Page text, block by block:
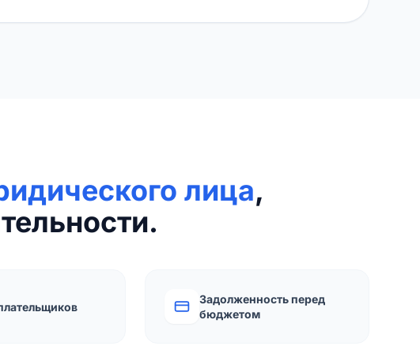
лица,
Задолженность перед
бюджетом